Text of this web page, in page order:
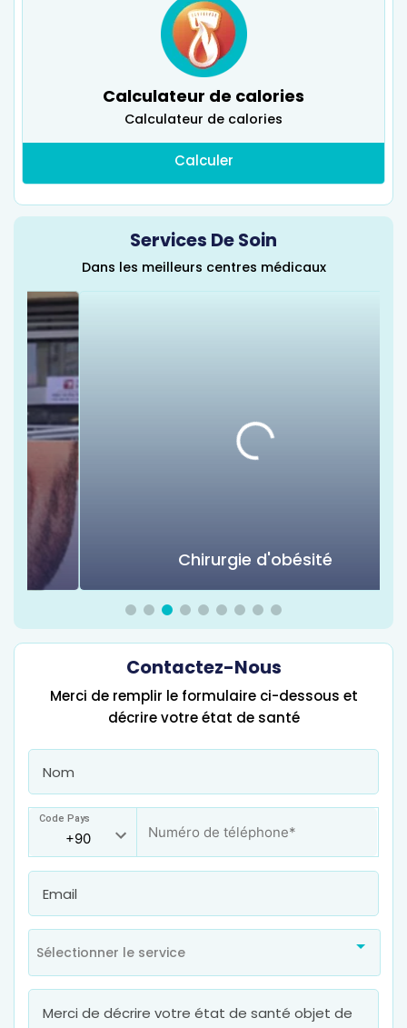
Calculateur de calories
Calculateur de calories
Calculer
Services De Soin
Dans les meilleurs centres médicaux
Chirurgie d'obésité
Contactez-Nous
Merci de remplir le formulaire ci-dessous et
décrire votre état de santé
Code Pays
Sélectionner le service